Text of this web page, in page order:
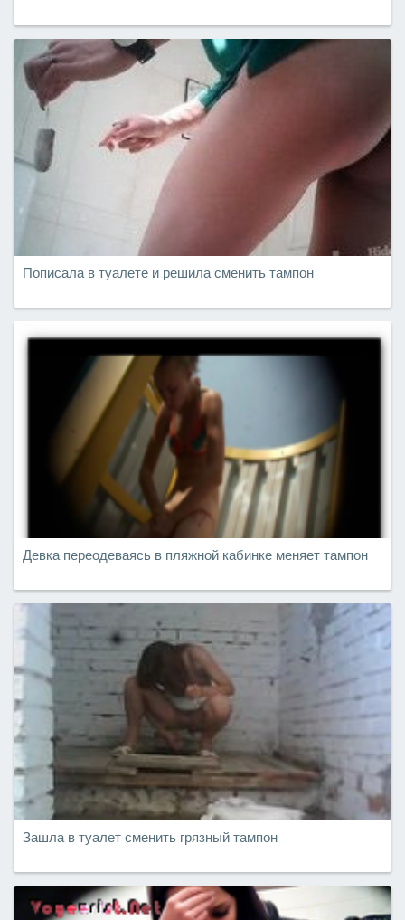
Пописала в туалете и решила сменить тампон
Девка переодеваясь в пляжной кабинке меняет тампон
Зашла в туалет сменить грязный тампон